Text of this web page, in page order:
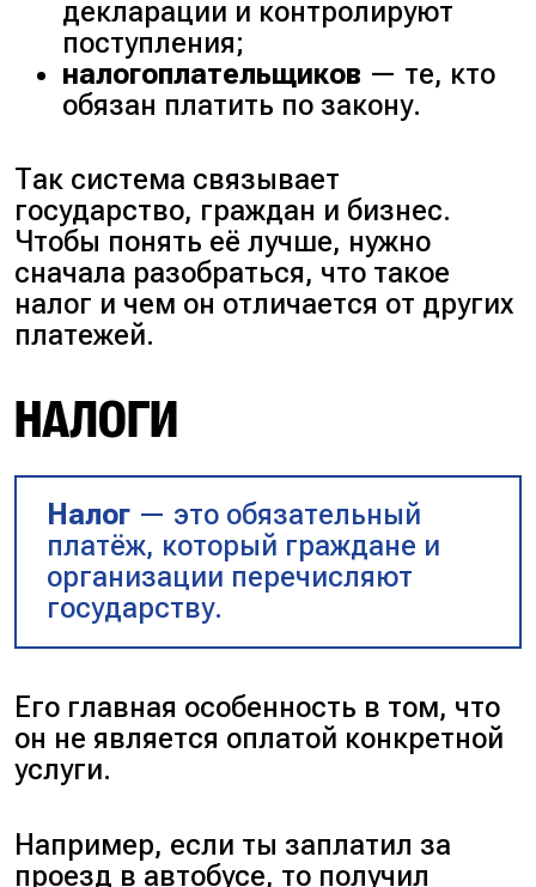
декларации и контролируют
поступления;
налогоплательщиков — те, кто
обязан платить по закону.
Так система связывает
государство, граждан и бизнес.
Чтобы понять её лучше, нужно
сначала разобраться, что такое
налог и чем он отличается от других
платежей.
НАЛОГИ
Налог— это обязательный
платёж, который граждане и
организации перечисляют
государству.
Его главная особенность в том, что
он не является оплатой конкретной
услуги.
Например, если ты заплатил за
проезд в автобусе, то получил